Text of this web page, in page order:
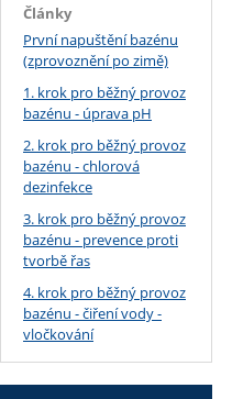
Články
První napuštění bazénu
(zprovoznění po zimě)
1. krok pro běžný provoz
bazénu - úprava pH
2. krok pro běžný provoz
bazénu - chlorová
dezinfekce
3. krok pro běžný provoz
bazénu - prevence proti
tvorbě řas
4. krok pro běžný provoz
bazénu - čiření vody -
vločkování